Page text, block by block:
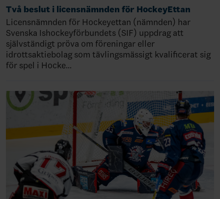
Två beslut i licensnämnden för HockeyEttan
Licensnämnden för Hockeyettan (nämnden) har
Svenska Ishockeyförbundets (SIF) uppdrag att
självständigt pröva om föreningar eller
idrottsaktiebolag som tävlingsmässigt kvalificerat sig
för spel i Hocke…